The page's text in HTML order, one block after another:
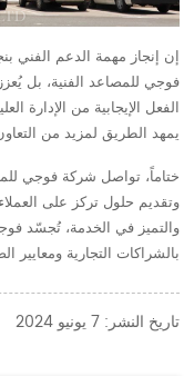
إن إنجاز مهمة الدعم الفني
فوجي للمصاعد الفنية، بل
الفعل الإيجابية من الإدارة
يمهد الطريق لمزيد من
ختاماً، تواصل شركة فوجي
وتقديم حلول تركز على
والتميز في الخدمة، تُجسّد
بالشراكات التجارية ومعايير
تاريخ النشر: 7 يونيو 2024